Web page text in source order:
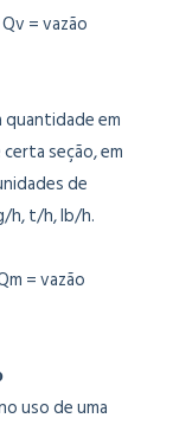
= vazão
quantidade em
seção, em
de
h, t/h, lb/h.
= vazão
uso de uma